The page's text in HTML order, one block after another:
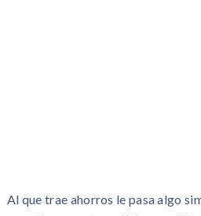
Al que trae ahorros le pasa algo